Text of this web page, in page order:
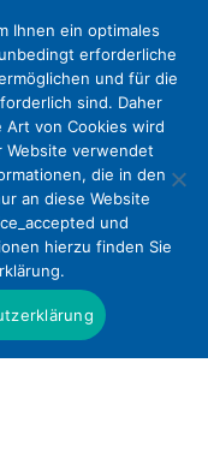
Leben
Ihnen ein optimales
erforderliche
und für die
sind. Daher
Art von Cookies wird
Website verwendet
die in den
an diese Website
und
hierzu finden Sie